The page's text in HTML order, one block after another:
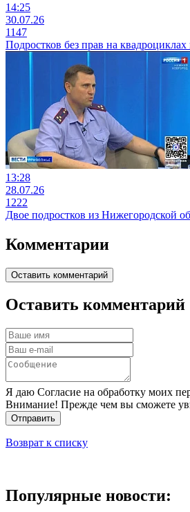
14:25
30.07.26
1147
Подростков без прав на
13:28
28.07.26
1222
Двое подростков из Нижегородской
Комментарии
Оставить комментарий
Оставить комментарий
Я даю Согласие на обработку моих
Внимание! Прежде чем вы сможете
Отправить
Возврат к списку
Популярные новости: